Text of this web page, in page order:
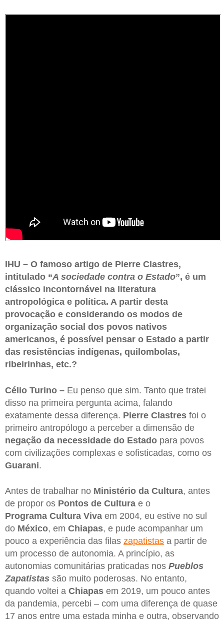
IHU – O famoso artigo de Pierre Clastres,
intitulado “A sociedade contra o Estado”, é um
clássico incontornável na literatura
antropológica e política. A partir desta
provocação e considerando os modos de
organização social dos povos nativos
americanos, é possível pensar o Estado a partir
das resistências indígenas, quilombolas,
ribeirinhas, etc.?
Célio Turino – Eu penso que sim. Tanto que tratei
disso na primeira pergunta acima, falando
exatamente dessa diferença. Pierre Clastres foi o
primeiro antropólogo a perceber a dimensão de
negação da necessidade do Estado para povos
com civilizações complexas e sofisticadas, como os
Guarani.
Antes de trabalhar no Ministério da Cultura, antes
de propor os Pontos de Cultura e o
Programa Cultura Viva em 2004, eu estive no sul
do México, em Chiapas, e pude acompanhar um
pouco a experiência das filas zapatistas a partir de
um processo de autonomia. A princípio, as
autonomias comunitárias praticadas nos Pueblos
Zapatistas são muito poderosas. No entanto,
quando voltei a Chiapas em 2019, um pouco antes
da pandemia, percebi – com uma diferença de quase
17 anos entre uma estada minha e outra, observando